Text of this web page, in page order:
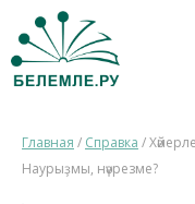
Главная / Справка /
Наурыҙмы, нәүрезме?